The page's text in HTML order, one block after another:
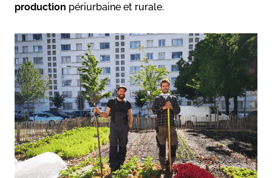
production périurbaine et rurale.